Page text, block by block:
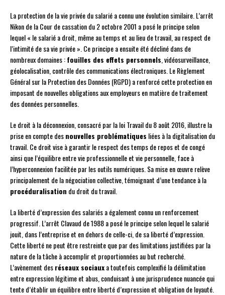
La protection de la vie privée du salarié a connu une évolution similaire. L’arrêt
Nikon de la Cour de cassation du 2 octobre 2001 a posé le principe selon
lequel « le salarié a droit, même au temps et au lieu de travail, au respect de
l’intimité de sa vie privée ». Ce principe a ensuite été décliné dans de
nombreux domaines :fouilles des effets personnels , vidéosurveillance,
géolocalisation, contrôle des communications électroniques. Le Règlement
Général sur la Protection des Données (RGPD) a renforcé cette protection en
imposant de nouvelles obligations aux employeurs en matière de traitement
des données personnelles.
Le droit à la déconnexion, consacré par la loi Travail du 8 août 2016, illustre la
prise en compte desnouvelles problématiques liées à la digitalisation du
travail. Ce droit vise à garantir le respect des temps de repos et de congé
ainsi que l’équilibre entre vie professionnelle et vie personnelle, face à
l’hyperconnexion facilitée par les outils numériques. Sa mise en œuvre relève
principalement de la négociation collective, témoignant d’une tendance à la
procéduralisation du droit du travail.
La liberté d’expression des salariés a également connu un renforcement
progressif. L’arrêt Clavaud de 1988 a posé le principe selon lequel le salarié
jouit, dans l’entreprise et en dehors de celle-ci, de sa liberté d’expression.
Cette liberté ne peut être restreinte que par des limitations justifiées par la
nature de la tâche à accomplir et proportionnées au but recherché.
L’avènement desréseaux sociauxa toutefois complexifié la délimitation
entre expression légitime et abus, conduisant à une jurisprudence nuancée qui
tente d’établir un équilibre entre liberté d’expression et obligation de loyauté.